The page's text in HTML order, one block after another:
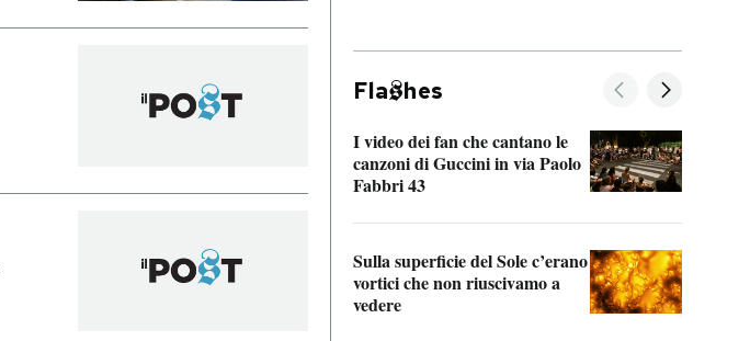
Fla hes
I video dei fan che cantano le
canzoni di Guccini in via Paolo
Fabbri 43
Sulla superficie del Sole c’erano
vortici che non riuscivamo a
vedere